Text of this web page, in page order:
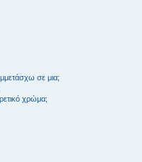
σε μια;
χρώμα;